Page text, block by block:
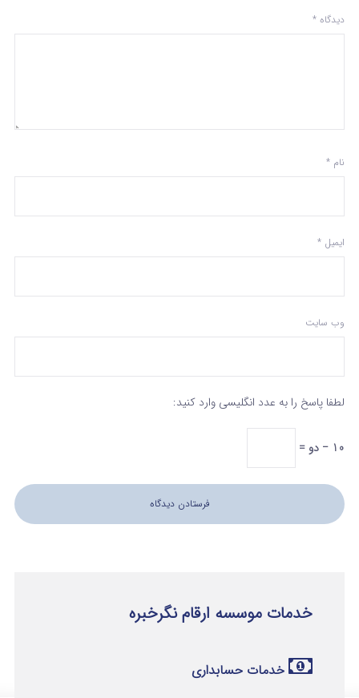
دیدگاه *
نام *
ایمیل *
وب‌ سایت
لطفا پاسخ را به عدد انگلیسی وارد کنید:
10 − دو =
خدمات موسسه ارقام نگرخبره
خدمات حسابداری